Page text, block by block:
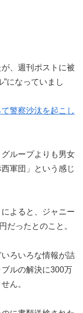
、週刊ポストに被
になっていまし
警察沙汰を起こし
ループよりも男女
軍団」という感じ
よると、ジャニー
だったとのこと。
ろいろな情報が詰
ルの解決に300万
ん。